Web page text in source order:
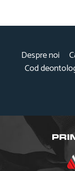
Despre noi
Cod